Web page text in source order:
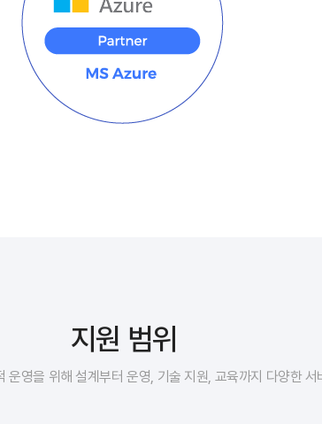
지원 범위
운영을 위해 설계부터 운영, 기술 지원, 교육까지 다양한